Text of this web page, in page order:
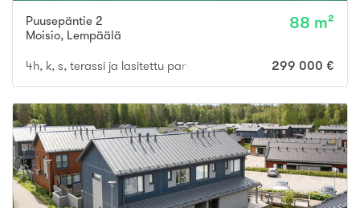
Puusepäntie 2
Moisio, Lempäälä
88 m²
4h, k, s, terassi ja lasitettu parveke 299 000 €